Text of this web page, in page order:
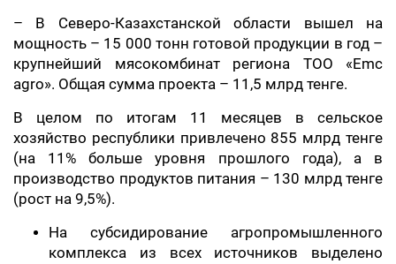
– В Северо-Казахстанской области вышел на
мощность – 15 000 тонн готовой продукции в год –
крупнейший мясокомбинат региона ТОО «Emc
agro». Общая сумма проекта – 11,5 млрд тенге.
В целом по итогам 11 месяцев в сельское
хозяйство республики привлечено 855 млрд тенге
(на 11% больше уровня прошлого года), а в
производство продуктов питания – 130 млрд тенге
(рост на 9,5%).
На субсидирование агропромышленного
комплекса из всех источников выделено